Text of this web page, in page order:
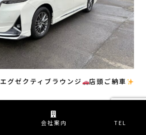
エグゼクティブラウンジ
店頭ご納車
2026.06.27
会社案内 TEL